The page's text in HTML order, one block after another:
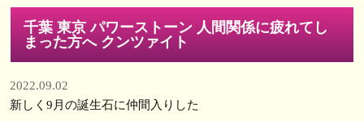
千葉 東京 パワーストーン 人間関係に疲れてし
まった方へ クンツァイト
2022.09.02
新しく9月の誕生石に仲間入りした